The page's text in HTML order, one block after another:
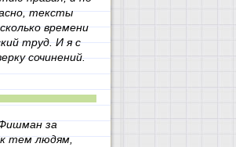
тексты
времени
труд. И я с
сочинений.
за
к тем людям,